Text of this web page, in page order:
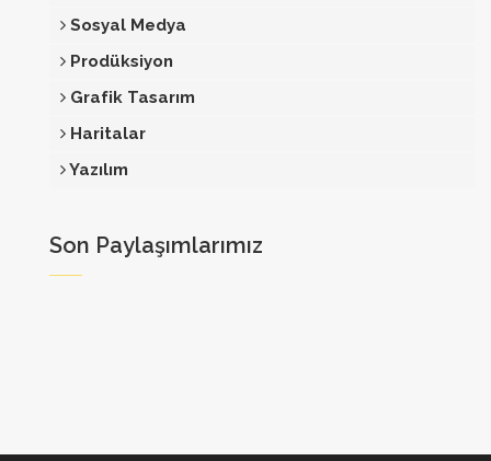
Sosyal Medya
Prodüksiyon
Grafik Tasarım
Haritalar
Yazılım
Son Paylaşımlarımız